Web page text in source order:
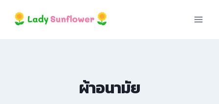
ผ้าอนามัย